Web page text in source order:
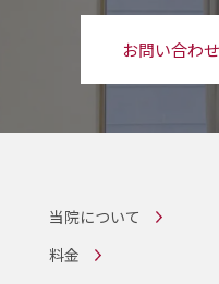
お問い合わ
当院について
料金